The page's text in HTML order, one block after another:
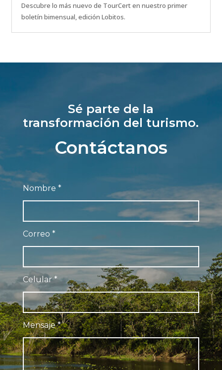
Descubre lo más nuevo de TourCert en nuestro primer
boletín bimensual, edición Lobitos.
Sé parte de la
transformación del turismo.
Contáctanos
Nombre *
Correo *
Celular*
Mensaje*